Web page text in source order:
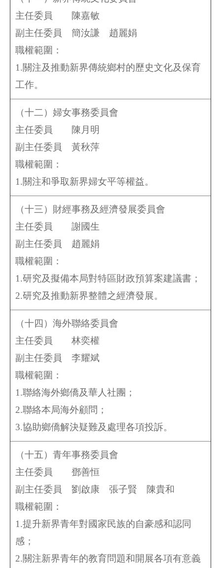
主任委員 陳嘉敏
副主任委員 簡汝謙 趙麗娟
職權範圍：
1.關注及推動新界傳統鄉村的歷史文化及保育
工作。
（十二）婦女事務委員會
主任委員 陳月明
副主任委員 黃秋萍
職權範圍：
1.關注和爭取新界婦女平等權益。
（十三）財經事務及經濟發展委員會
主任委員 謝國生
副主任委員 趙麗娟
職權範圍：
1.研究及擬備本局對特區財政預算案建議書；
2.研究及推動新界整體之經濟發展。
（十四）海外聯絡委員會
主任委員 林奕權
副主任委員 李耀斌
職權範圍：
1.聯絡海外鄉僑及華人社團；
2.聯絡本局海外顧問；
3.協助鄉僑解決疑難及處理各項投訴。
（十五）青年事務委員會
主任委員 鄧善恒
副主任委員 劉啟康 張子賢 陳貴和
職權範圍：
1.提升新界青年對國家民族的自豪感和認同
感；
2.關注新界青年的教育問題和開展各項有意義